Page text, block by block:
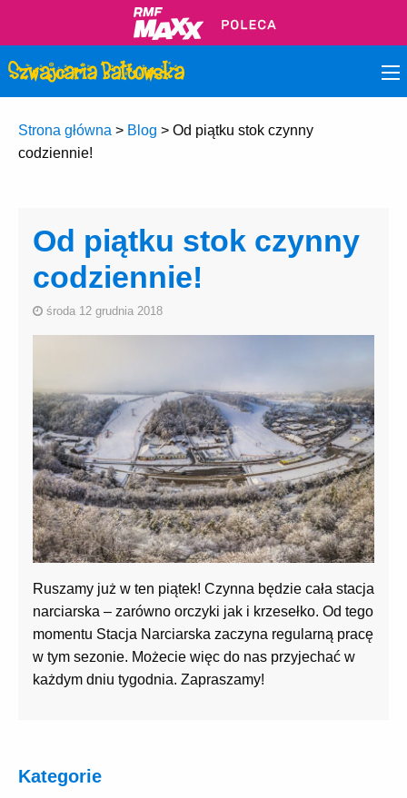
Strona główna > Blog > Od piątku stok czynny
codziennie!
Od piątku stok czynny
codziennie!
środa 12 grudnia 2018
Ruszamy już w ten piątek! Czynna będzie cała stacja
narciarska – zarówno orczyki jak i krzesełko. Od tego
momentu Stacja Narciarska zaczyna regularną pracę
w tym sezonie. Możecie więc do nas przyjechać w
każdym dniu tygodnia. Zapraszamy!
Kategorie